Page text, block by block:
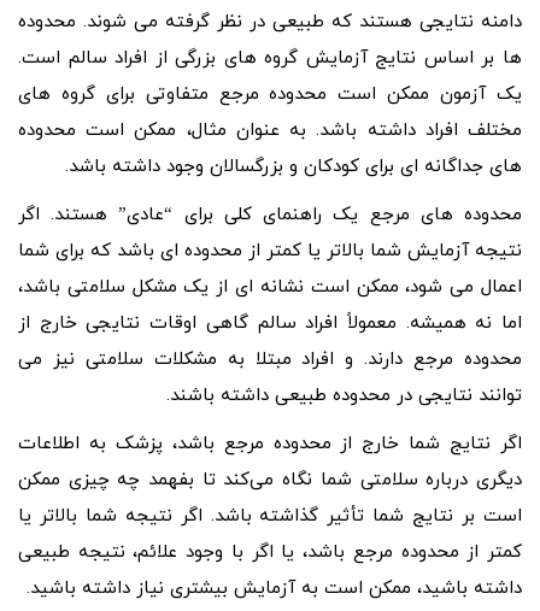
دامنه نتایجی هستند که طبیعی در نظر گرفته می شوند. محدوده
ها بر اساس نتایج آزمایش گروه های بزرگی از افراد سالم است.
یک آزمون ممکن است محدوده مرجع متفاوتی برای گروه های
مختلف افراد داشته باشد. به عنوان مثال، ممکن است محدوده
های جداگانه ای برای کودکان و بزرگسالان وجود داشته باشد.
محدوده های مرجع یک راهنمای کلی برای “عادی” هستند. اگر
نتیجه آزمایش شما بالاتر یا کمتر از محدوده ای باشد که برای شما
اعمال می شود، ممکن است نشانه ای از یک مشکل سلامتی باشد،
اما نه همیشه. معمولاً افراد سالم گاهی اوقات نتایجی خارج از
محدوده مرجع دارند. و افراد مبتلا به مشکلات سلامتی نیز می
توانند نتایجی در محدوده طبیعی داشته باشند.
اگر نتایج شما خارج از محدوده مرجع باشد، پزشک به اطلاعات
دیگری درباره سلامتی شما نگاه می‌کند تا بفهمد چه چیزی ممکن
است بر نتایج شما تأثیر گذاشته باشد. اگر نتیجه شما بالاتر یا
کمتر از محدوده مرجع باشد، یا اگر با وجود علائم، نتیجه طبیعی
داشته باشید، ممکن است به آزمایش بیشتری نیاز داشته باشید.